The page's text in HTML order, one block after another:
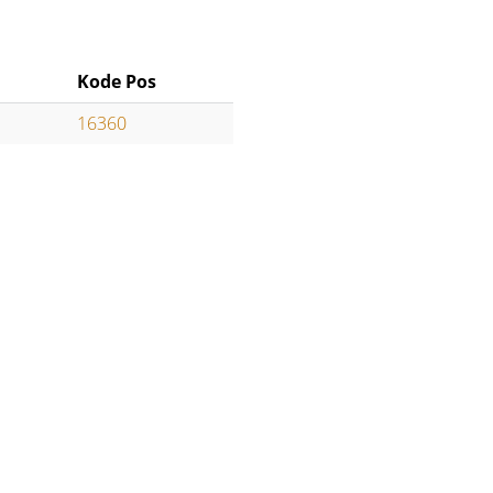
Kode Pos
16360